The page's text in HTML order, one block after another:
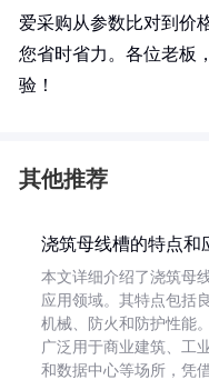
爱采购从参数比对到价
您省时省力。各位老板
验！
其他推荐
浇筑母线槽的特点和
本文详细介绍了浇筑母
应用领域。其特点包括
机械、防火和防护性能
广泛用于商业建筑、工
和数据中心等场所，凭